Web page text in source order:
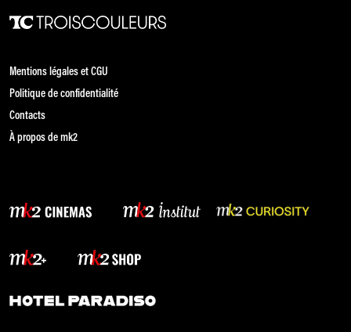
Mentions légales et CGU
Politique de confidentialité
Contacts
À propos de mk2